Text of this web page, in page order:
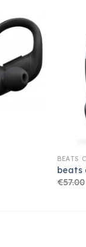
BEATS
beats
€57.00